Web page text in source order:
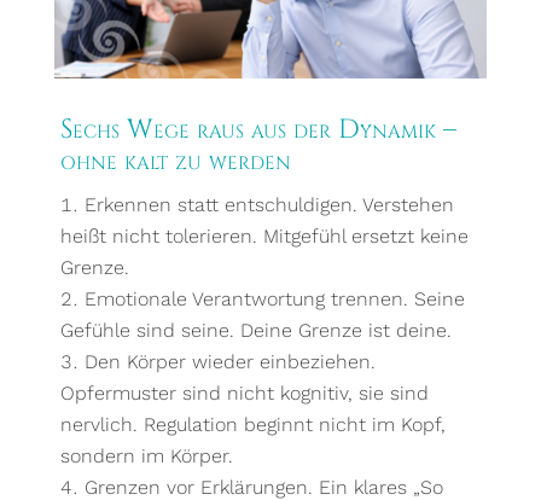
Sechs Wege raus aus der Dynamik –
ohne kalt zu werden
Erkennen statt entschuldigen. Verstehen
heißt nicht tolerieren. Mitgefühl ersetzt keine
Grenze.
Emotionale Verantwortung trennen. Seine
Gefühle sind seine. Deine Grenze ist deine.
Den Körper wieder einbeziehen.
Opfermuster sind nicht kognitiv, sie sind
nervlich. Regulation beginnt nicht im Kopf,
sondern im Körper.
Grenzen vor Erklärungen. Ein klares „So